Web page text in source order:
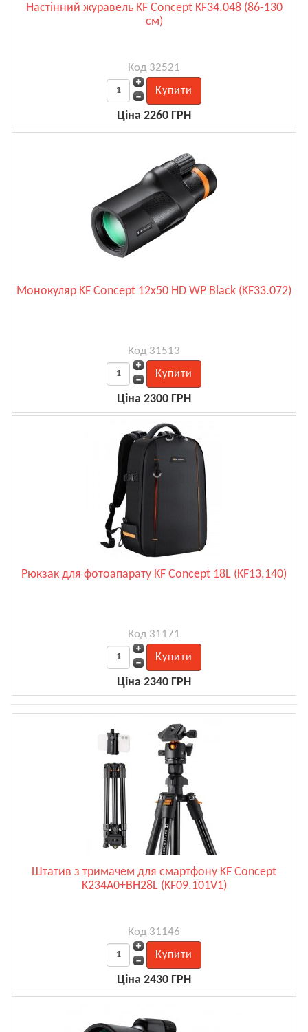
Настінний журавель KF Concept KF34.048 (86-130
см)
Код 32521
Ціна 2260 ГРН
Монокуляр KF Concept 12x50 HD WP Black (KF33.072)
Код 31513
Ціна 2300 ГРН
Рюкзак для фотоапарату KF Concept 18L (KF13.140)
Код 31171
Ціна 2340 ГРН
Штатив з тримачем для смартфону KF Concept
K234A0+BH28L (KF09.101V1)
Код 31146
Ціна 2430 ГРН